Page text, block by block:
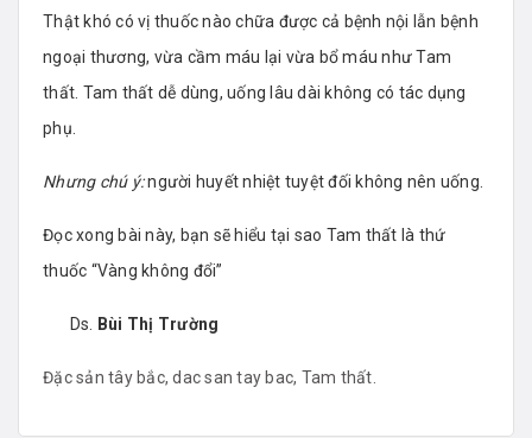
Thật khó có vị thuốc nào chữa được cả bệnh nội lẫn bệnh
ngoại thương, vừa cầm máu lại vừa bổ máu như Tam
thất. Tam thất dễ dùng, uống lâu dài không có tác dụng
phụ.
Nhưng chú ý:người huyết nhiệt tuyệt đối không nên uống.
Đọc xong bài này, bạn sẽ hiểu tại sao Tam thất là thứ
thuốc “Vàng không đổi”
Ds. Bùi Thị Trường
Đặc sản tây bắc, dac san tay bac, Tam thất.